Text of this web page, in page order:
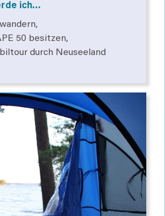
ich…
50 besitzen,
durch Neuseeland